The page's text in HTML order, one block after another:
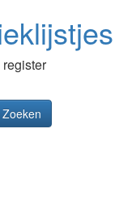
Zoeken